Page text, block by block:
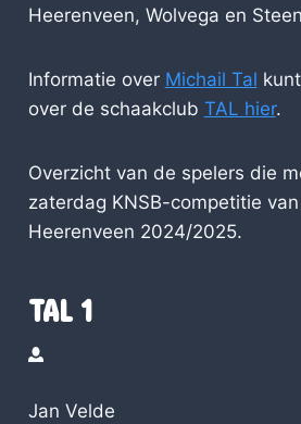
Heerenveen, Wolvega en
Informatie over Michail Tal
over de schaakclub TAL hier.
Overzicht van de spelers die
zaterdag KNSB-competitie
Heerenveen 2024/2025.
TAL 1
Jan Velde